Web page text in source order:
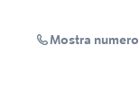
Mostra numero